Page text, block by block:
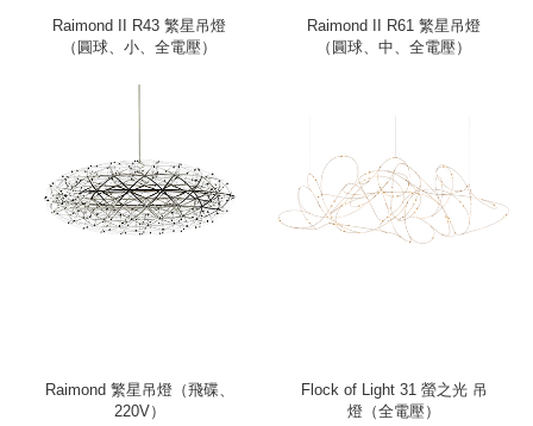
Raimond II R43 繁星吊燈
（圓球、小、全電壓）
Raimond II R61 繁星吊燈
（圓球、中、全電壓）
Raimond 繁星吊燈（飛碟、
220V）
Flock of Light 31 螢之光 吊
燈（全電壓）